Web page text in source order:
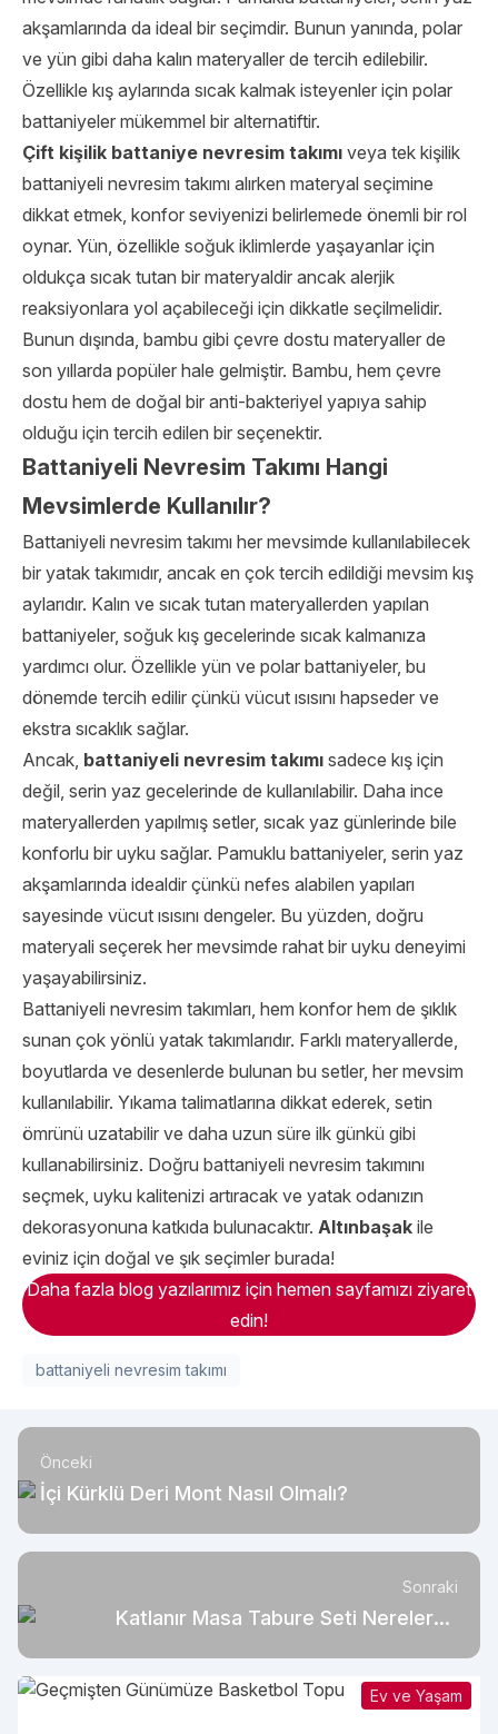
akşamlarında da ideal bir seçimdir. Bunun yanında, polar
ve yün gibi daha kalın materyaller de tercih edilebilir.
Özellikle kış aylarında sıcak kalmak isteyenler için polar
battaniyeler mükemmel bir alternatiftir.
Çift kişilik battaniye nevresim takımı veya tek kişilik
battaniyeli nevresim takımı alırken materyal seçimine
dikkat etmek, konfor seviyenizi belirlemede önemli bir rol
oynar. Yün, özellikle soğuk iklimlerde yaşayanlar için
oldukça sıcak tutan bir materyaldir ancak alerjik
reaksiyonlara yol açabileceği için dikkatle seçilmelidir.
Bunun dışında, bambu gibi çevre dostu materyaller de
son yıllarda popüler hale gelmiştir. Bambu, hem çevre
dostu hem de doğal bir anti-bakteriyel yapıya sahip
olduğu için tercih edilen bir seçenektir.
Battaniyeli Nevresim Takımı Hangi
Mevsimlerde Kullanılır?
Battaniyeli nevresim takımı her mevsimde kullanılabilecek
bir yatak takımıdır, ancak en çok tercih edildiği mevsim kış
aylarıdır. Kalın ve sıcak tutan materyallerden yapılan
battaniyeler, soğuk kış gecelerinde sıcak kalmanıza
yardımcı olur. Özellikle yün ve polar battaniyeler, bu
dönemde tercih edilir çünkü vücut ısısını hapseder ve
ekstra sıcaklık sağlar.
Ancak, battaniyeli nevresim takımı sadece kış için
değil, serin yaz gecelerinde de kullanılabilir. Daha ince
materyallerden yapılmış setler, sıcak yaz günlerinde bile
konforlu bir uyku sağlar. Pamuklu battaniyeler, serin yaz
akşamlarında idealdir çünkü nefes alabilen yapıları
sayesinde vücut ısısını dengeler. Bu yüzden, doğru
materyali seçerek her mevsimde rahat bir uyku deneyimi
yaşayabilirsiniz.
Battaniyeli nevresim takımları, hem konfor hem de şıklık
sunan çok yönlü yatak takımlarıdır. Farklı materyallerde,
boyutlarda ve desenlerde bulunan bu setler, her mevsim
kullanılabilir. Yıkama talimatlarına dikkat ederek, setin
ömrünü uzatabilir ve daha uzun süre ilk günkü gibi
kullanabilirsiniz. Doğru battaniyeli nevresim takımını
seçmek, uyku kalitenizi artıracak ve yatak odanızın
dekorasyonuna katkıda bulunacaktır. Altınbaşak ile
eviniz için doğal ve şık seçimler burada!
Daha fazla blog yazılarımız için hemen sayfamızı ziyaret
edin!
battaniyeli nevresim takımı
Önceki
İçi Kürklü Deri Mont Nasıl Olmalı?
Sonraki
Katlanır Masa Tabure Seti Nerelerde
Ev ve Yaşam